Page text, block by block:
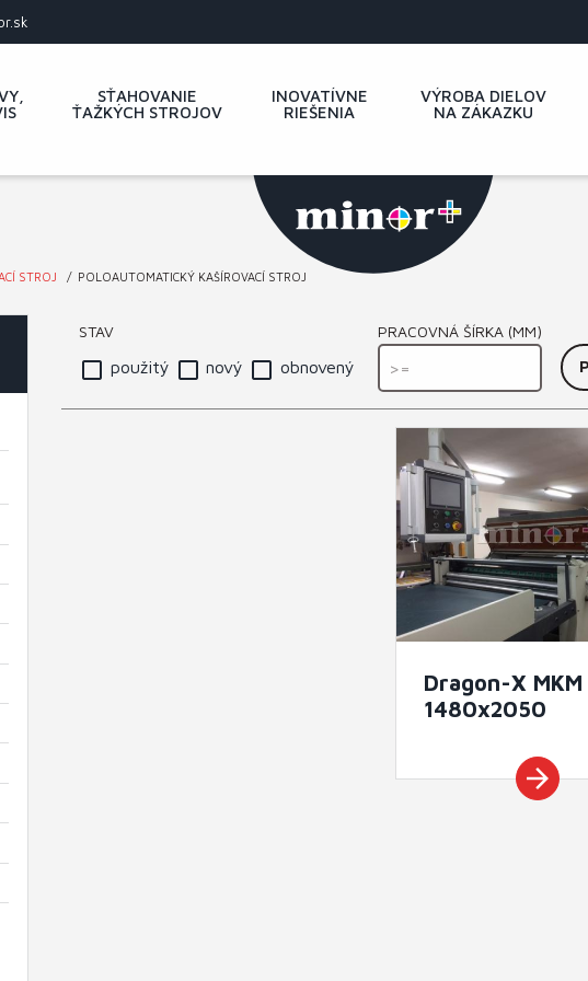
SŤAHOVANIE
ŤAŽKÝCH STROJOV
INOVATÍVNE
RIEŠENIA
VÝROBA DIELOV
NA ZÁKAZKU
STROJ POLOAUTOMATICKÝ KAŠÍROVACÍ STROJ
STAV
použitý nový obnovený
PRACOVNÁ ŠÍRKA (MM)
Dragon-X MKM
1480x2050
arrow_forward
MENU
MENU
MENU
MENU
MENU